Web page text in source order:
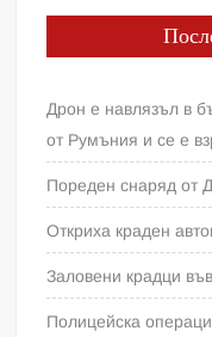
Дрон е навлязъл в
от Румъния и се е
Пореден снаряд от
Откриха краден
Заловени крадци
Полицейска